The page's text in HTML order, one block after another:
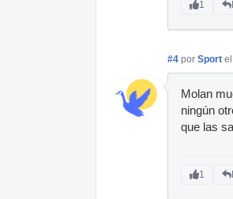
1
#4 por Sport
Molan
ningún
que las
1